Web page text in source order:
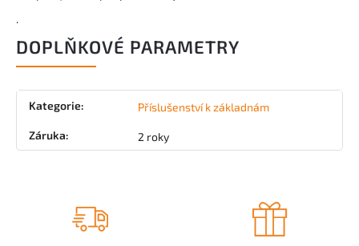
.
DOPLŇKOVÉ PARAMETRY
Kategorie: Příslušenství k základnám
Záruka: 2 roky